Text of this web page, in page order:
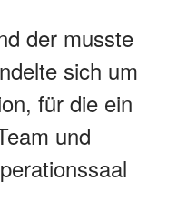
der musste
sich um
für die ein
und